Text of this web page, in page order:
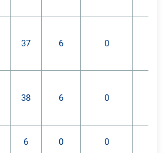
37 6 0
38 6 0
6 0 0